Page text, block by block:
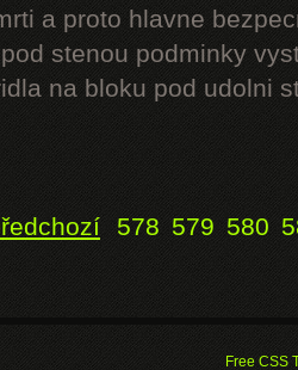
a proto hlavne
stenou podminky
na bloku pod udolni
578 579 580
Free CSS